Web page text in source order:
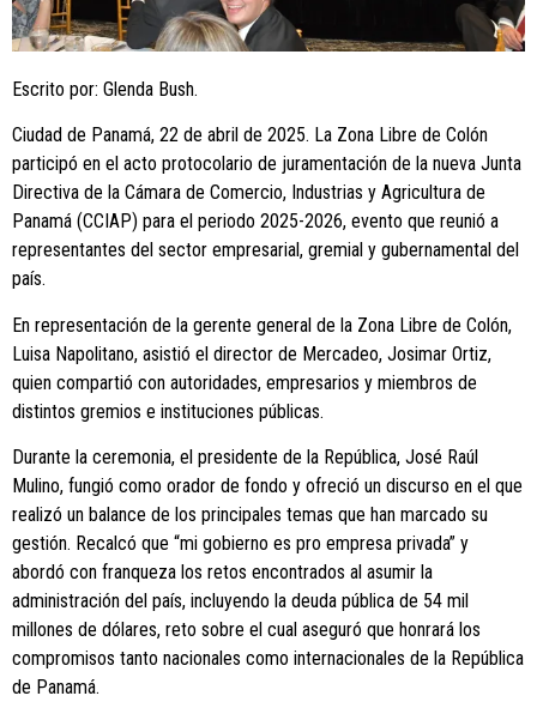
Escrito por: Glenda Bush.
Ciudad de Panamá, 22 de abril de 2025. La Zona Libre de Colón
participó en el acto protocolario de juramentación de la nueva Junta
Directiva de la Cámara de Comercio, Industrias y Agricultura de
Panamá (CCIAP) para el periodo 2025-2026, evento que reunió a
representantes del sector empresarial, gremial y gubernamental del
país.
En representación de la gerente general de la Zona Libre de Colón,
Luisa Napolitano, asistió el director de Mercadeo, Josimar Ortiz,
quien compartió con autoridades, empresarios y miembros de
distintos gremios e instituciones públicas.
Durante la ceremonia, el presidente de la República, José Raúl
Mulino, fungió como orador de fondo y ofreció un discurso en el que
realizó un balance de los principales temas que han marcado su
gestión. Recalcó que “mi gobierno es pro empresa privada” y
abordó con franqueza los retos encontrados al asumir la
administración del país, incluyendo la deuda pública de 54 mil
millones de dólares, reto sobre el cual aseguró que honrará los
compromisos tanto nacionales como internacionales de la República
de Panamá.